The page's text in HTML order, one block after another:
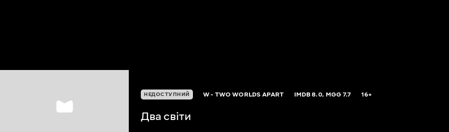
НЕДОСТУПНИЙ W - TWO WORLDS APART IMDB8.0, MGG7.7 16+
Два світи